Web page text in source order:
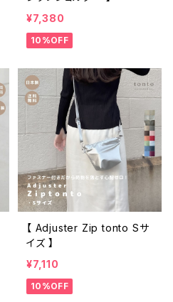
¥7,380
10%OFF
【 Adjuster Zip tonto Sサ
イズ 】
¥7,110
10%OFF